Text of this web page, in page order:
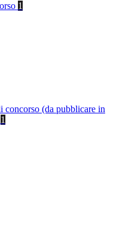
1
concorso (da pubblicare in
1